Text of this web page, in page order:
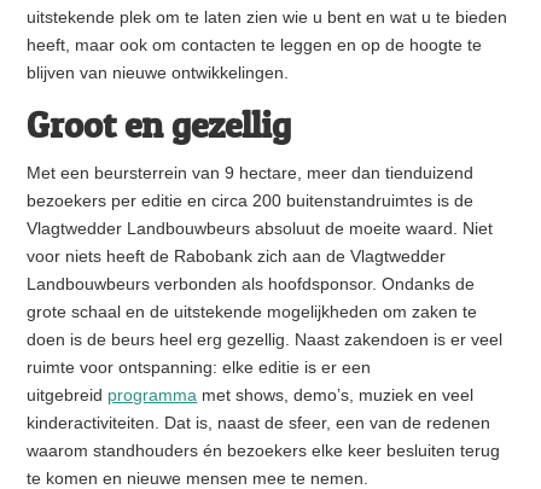
uitstekende plek om te laten zien wie u bent en wat u te bieden
heeft, maar ook om contacten te leggen en op de hoogte te
blijven van nieuwe ontwikkelingen.
Groot en gezellig
Met een beursterrein van 9 hectare, meer dan tienduizend
bezoekers per editie en circa 200 buitenstandruimtes is de
Vlagtwedder Landbouwbeurs absoluut de moeite waard. Niet
voor niets heeft de Rabobank zich aan de Vlagtwedder
Landbouwbeurs verbonden als hoofdsponsor. Ondanks de
grote schaal en de uitstekende mogelijkheden om zaken te
doen is de beurs heel erg gezellig. Naast zakendoen is er veel
ruimte voor ontspanning: elke editie is er een
uitgebreid programma met shows, demo’s, muziek en veel
kinderactiviteiten. Dat is, naast de sfeer, een van de redenen
waarom standhouders én bezoekers elke keer besluiten terug
te komen en nieuwe mensen mee te nemen.